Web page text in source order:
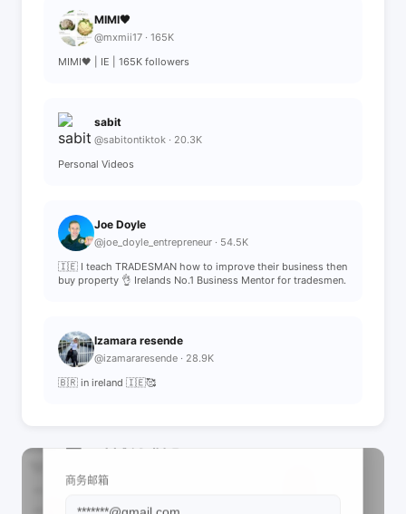
MIMI🖤
@mxmii17 · 165K
MIMI🖤 | IE | 165K followers
sabit
@sabitontiktok · 20.3K
Personal Videos
Joe Doyle
@joe_doyle_entrepreneur · 54.5K
🇮🇪 I teach TRADESMAN how to improve their business then
buy property 👌 Irelands No.1 Business Mentor for tradesmen.
Izamara resende
@izamararesende · 28.9K
🇧🇷 in ireland 🇮🇪🥰
商务邮箱